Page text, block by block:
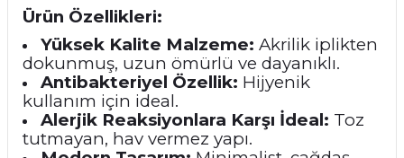
Ürün Özellikleri:
Yüksek Kalite Malzeme: Akrilik iplikten
dokunmuş, uzun ömürlü ve dayanıklı.
Antibakteriyel Özellik: Hijyenik
kullanım için ideal.
Alerjik Reaksiyonlara Karşı İdeal: Toz
tutmayan, hav vermez yapı.